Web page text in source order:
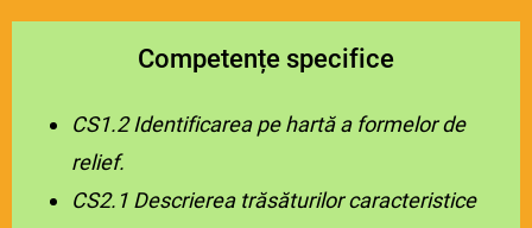
Competențe specifice
CS1.2 Identificarea pe hartă a formelor de
relief.
CS2.1 Descrierea trăsăturilor caracteristice